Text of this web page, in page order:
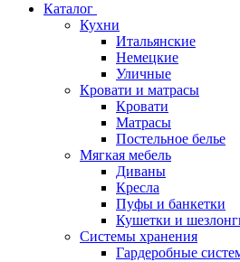
Каталог
Кухни
Итальянские
Немецкие
Уличные
Кровати и матрасы
Кровати
Матрасы
Постельное белье
Мягкая мебель
Диваны
Кресла
Пуфы и банкетки
Кушетки и
Системы хранения
Гардеробные